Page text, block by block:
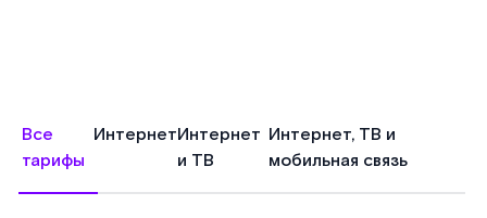
Все
тарифы
ИнтернетИнтернет
и ТВ
Интернет, ТВ и
мобильная связь